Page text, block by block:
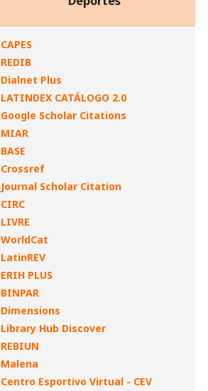
CAPES
REDIB
Dialnet Plus
LATINDEX CATÁLOGO 2.0
Google Scholar Citations
MIAR
BASE
Crossref
Journal Scholar Citation
CIRC
LIVRE
WorldCat
LatinREV
ERIH PLUS
BINPAR
Dimensions
Library Hub Discover
REBIUN
Malena
Centro Esportivo Virtual - CEV